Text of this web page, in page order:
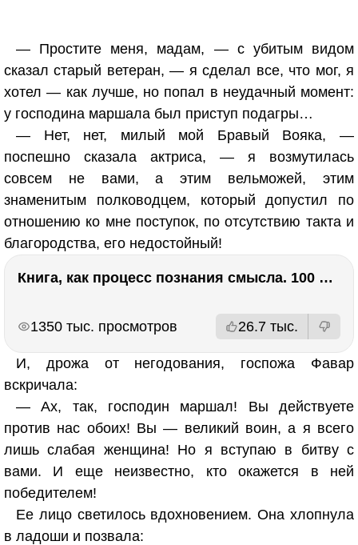
— Простите меня, мадам, — с убитым видом
сказал старый ветеран, — я сделал все, что мог, я
хотел — как лучше, но попал в неудачный момент:
у господина маршала был приступ подагры…
— Нет, нет, милый мой Бравый Вояка, —
поспешно сказала актриса, — я возмутилась
совсем не вами, а этим вельможей, этим
знаменитым полководцем, который допустил по
отношению ко мне поступок, по отсутствию такта и
благородства, его недостойный!
Книга, как процесс познания смысла. 100 великих книг: напутствие для читателя. Евгений Жаринов
1350 тыс. просмотров 26.7 тыс.
И, дрожа от негодования, госпожа Фавар
вскричала:
— Ах, так, господин маршал! Вы действуете
против нас обоих! Вы — великий воин, а я всего
лишь слабая женщина! Но я вступаю в битву с
вами. И еще неизвестно, кто окажется в ней
победителем!
Ее лицо светилось вдохновением. Она хлопнула
в ладоши и позвала: